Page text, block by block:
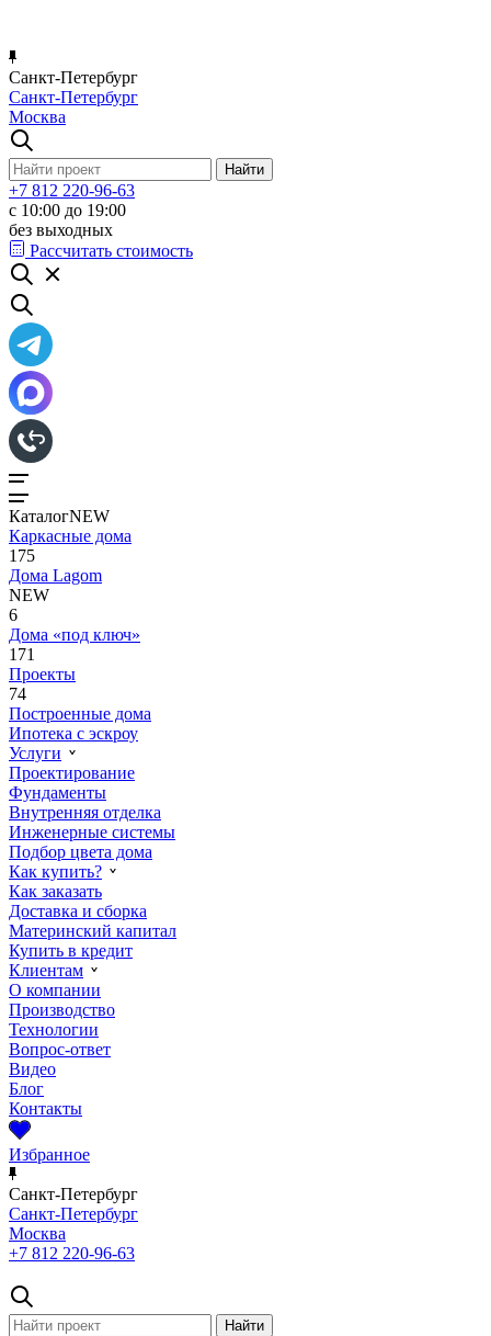
Санкт-Петербург
Санкт-Петербург
Москва
+7 812 220-96-63
с 10:00 до 19:00
без выходных
Рассчитать стоимость
КаталогNEW
Каркасные дома
175
Дома Lagom
NEW
6
Дома «под ключ»
171
Проекты
74
Построенные дома
Ипотека с эскроу
Услуги
Проектирование
Фундаменты
Внутренняя отделка
Инженерные системы
Подбор цвета дома
Как купить?
Как заказать
Доставка и сборка
Материнский капитал
Купить в кредит
Клиентам
О компании
Производство
Технологии
Вопрос-ответ
Видео
Блог
Контакты
Избранное
Санкт-Петербург
Санкт-Петербург
Москва
+7 812 220-96-63